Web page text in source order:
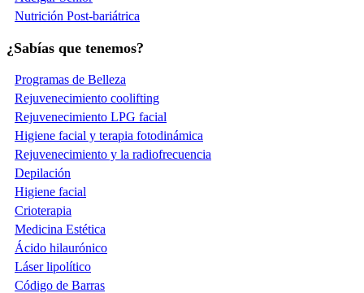
Nutrición Post-bariátrica
¿Sabías que tenemos?
Programas de Belleza
Rejuvenecimiento coolifting
Rejuvenecimiento LPG facial
Higiene facial y terapia fotodinámica
Rejuvenecimiento y la radiofrecuencia
Depilación
Higiene facial
Crioterapia
Medicina Estética
Ácido hilaurónico
Láser lipolítico
Código de Barras